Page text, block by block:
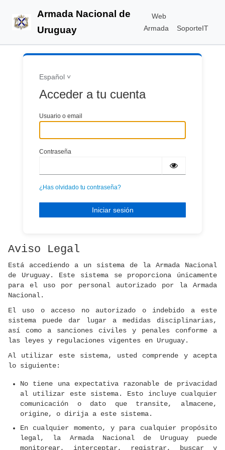
Armada Nacional de
Uruguay
Web
Armada
SoporteIT
Español
Acceder a tu cuenta
Usuario o email
Contraseña
¿Has olvidado tu contraseña?
Aviso Legal
Está accediendo a un sistema de la Armada Nacional
de Uruguay. Este sistema se proporciona únicamente
para el uso por personal autorizado por la Armada
Nacional.
El uso o acceso no autorizado o indebido a este
sistema puede dar lugar a medidas disciplinarias,
así como a sanciones civiles y penales conforme a
las leyes y regulaciones vigentes en Uruguay.
Al utilizar este sistema, usted comprende y acepta
lo siguiente:
No tiene una expectativa razonable de privacidad
al utilizar este sistema. Esto incluye cualquier
comunicación o dato que transite, almacene,
origine, o dirija a este sistema.
En cualquier momento, y para cualquier propósito
legal, la Armada Nacional de Uruguay puede
monitorear, interceptar, registrar, buscar y